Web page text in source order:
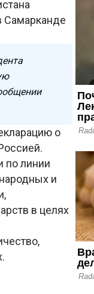
Самарканде
о
по линии
и
в целях